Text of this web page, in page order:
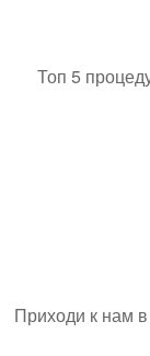
Топ 5
Приходи к нам